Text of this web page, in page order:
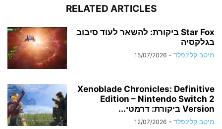
RELATED ARTICLES
Star Fox ביקורת: להשאר לעוד סיבוב
בגלקסיה
מיטב קלינפלד -
15/07/2026
Xenoblade Chronicles: Definitive
Edition – Nintendo Switch 2
Version ביקורת: דרמטי...
מיטב קלינפלד -
12/07/2026